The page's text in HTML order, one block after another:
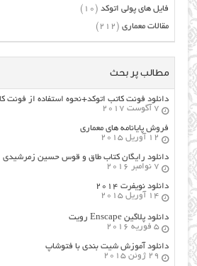
فایل های پولی اتوکد (10)
مقالات معماری (212)
مطالب پر بحث
دانلود فونت کاتب اتوکد+نحوه استفاده از فونت
7 آگوست 2017
فروش پایانامه های معماری
12 آوریل 2015
دانلود رایگان کتاب طاق و قوس حسین زمرشیدی
7 نوامبر 2016
دانلود نویفرت ۲۰۱۴
14 آوریل 2015
دانلود پلاگین Enscape رویت
5 فوریه 2016
دانلود آموزش شیت بندی با فتوشاپ
29 ژوئن 2015